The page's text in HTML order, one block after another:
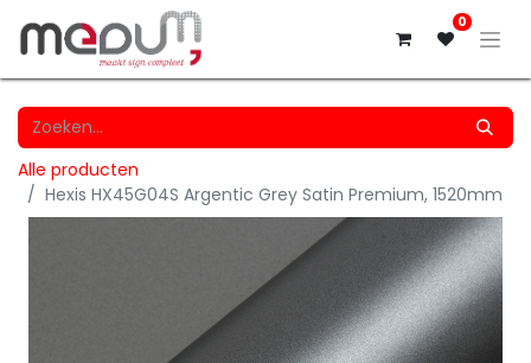
0
Alle producten
Hexis HX45G04S Argentic Grey Satin Premium, 1520mm